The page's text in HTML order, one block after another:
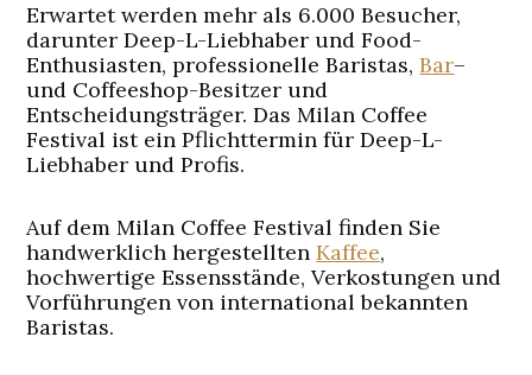
Erwartet werden mehr als 6.000 Besucher,
darunter Deep-L-Liebhaber und Food-
Enthusiasten, professionelle Baristas,Bar–
und Coffeeshop-Besitzer und
Entscheidungsträger. Das Milan Coffee
Festival ist ein Pflichttermin für Deep-L-
Liebhaber und Profis.
Auf dem Milan Coffee Festival finden Sie
handwerklich hergestelltenKaffee,
hochwertige Essensstände, Verkostungen und
Vorführungen von international bekannten
Baristas.